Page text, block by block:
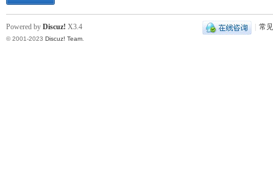
常
Powered by Discuz! X3.4
© 2001-2023 Discuz! Team